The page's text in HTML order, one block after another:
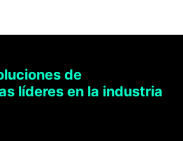
de
líderes en la industria